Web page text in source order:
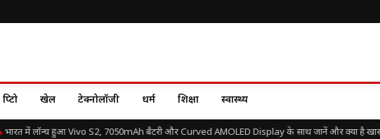
क्रिप्टो खेल टेक्नोलॉजी धर्म शिक्षा स्वास्थ्य
भारत में लॉन्च हुआ Vivo S2, 7050mAh बैटरी और Curved AMOLED Display के साथ जानें और क्या है खास